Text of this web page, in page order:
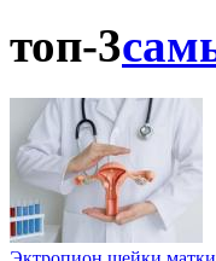
топ-3